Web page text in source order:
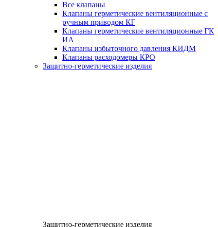
Все клапаны
Клапаны герметические вентиляционные с
ручным приводом КГ
Клапаны герметические вентиляционные ГК
ИА
Клапаны избыточного давления КИДМ
Клапаны расходомеры КРО
Защитно-герметические изделия
Защитно-герметические изделия